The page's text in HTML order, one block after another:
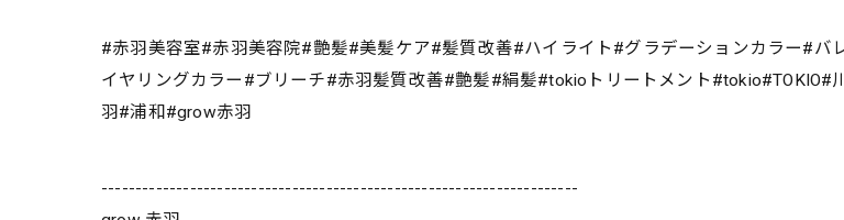
#赤羽美容室#赤羽美容院#艶髪#美髪ケア#髪質改善#ハイライト#グラデーションカラー#
イヤリングカラー#ブリーチ#赤羽髪質改善#艶髪#絹髪#tokioトリートメント
羽#浦和#grow赤羽
----------------------------------------------------------------------